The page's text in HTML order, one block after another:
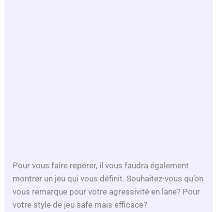
Pour vous faire repérer, il vous faudra également
montrer un jeu qui vous définit. Souhaitez-vous qu’on
vous remarque pour votre agressivité en lane? Pour
votre style de jeu safe mais efficace?